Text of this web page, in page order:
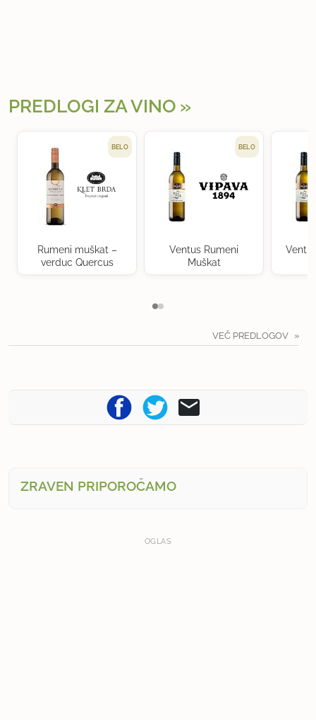
PREDLOGI ZA VINO
BELO
Rumeni muškat –
verduc Quercus
BELO
Ventus Rumeni
Muškat
VEČ PREDLOGOV
ZRAVEN PRIPOROČAMO
OGLAS